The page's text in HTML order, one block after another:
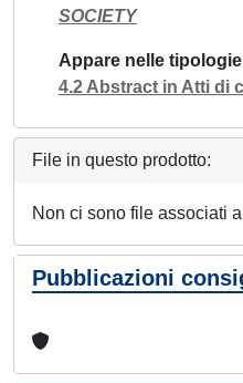
SOCIETY
Appare nelle tipologie
4.2 Abstract in Atti di
File in questo prodotto:
Non ci sono file associati
Pubblicazioni